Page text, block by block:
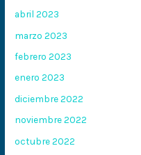
abril 2023
marzo 2023
febrero 2023
enero 2023
diciembre 2022
noviembre 2022
octubre 2022